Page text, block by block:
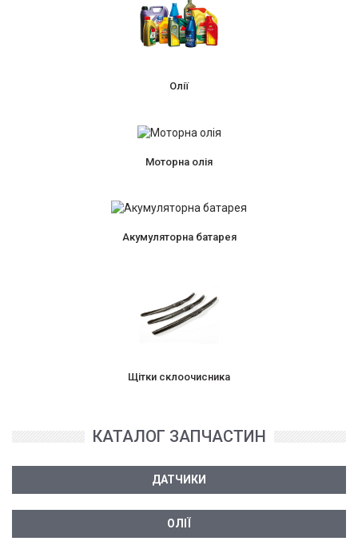
Олії
Моторна олія
Акумуляторна батарея
Щітки склоочисника
КАТАЛОГ ЗАПЧАСТИН
ДАТЧИКИ
ОЛІЇ